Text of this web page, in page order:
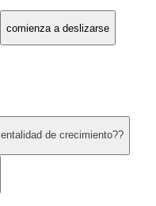
comienza a deslizarse
de crecimiento??